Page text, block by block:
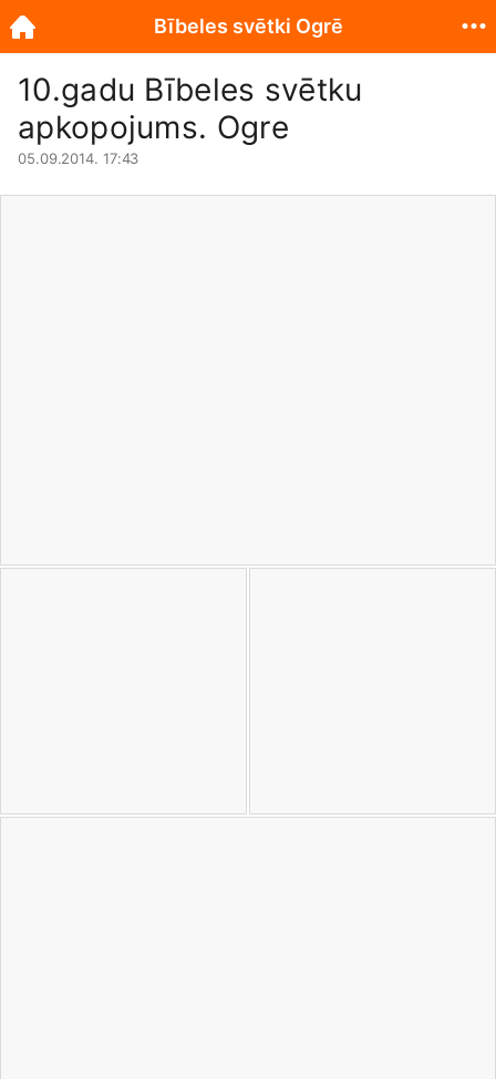
10.gadu Bībeles svētku
apkopojums. Ogre
05.09.2014. 17:43
Bībeles svētki Ogrē